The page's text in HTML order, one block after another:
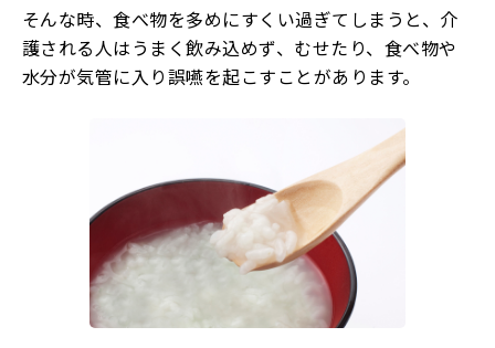
そんな時、食べ物を多めにすくい過ぎてしまうと、介
護される人はうまく飲み込めず、むせたり、食べ物や
水分が気管に入り誤嚥を起こすことがあります。